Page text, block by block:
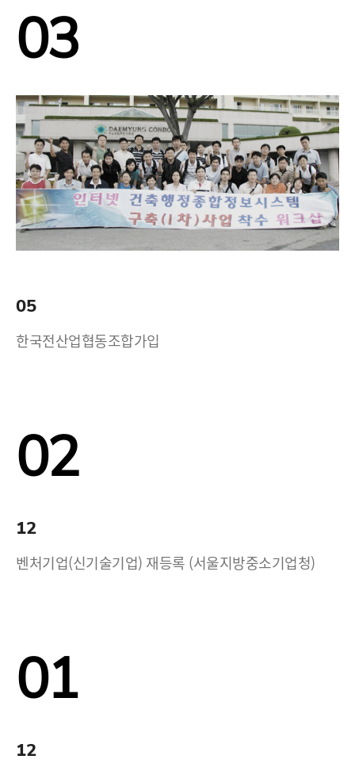
03
05
한국전산업협동조합가입
02
12
벤처기업(신기술기업) 재등록 (서울지방중소기업청)
01
12